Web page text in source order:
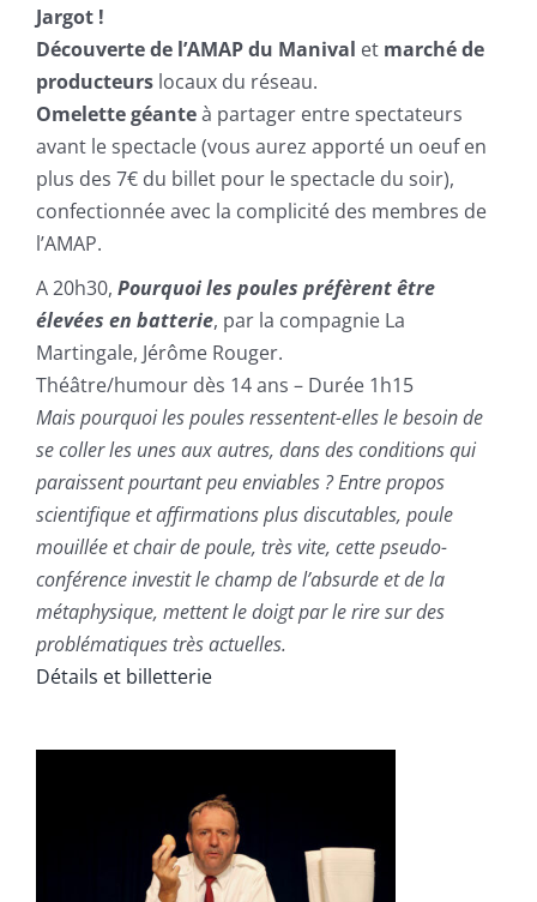
Jargot !
Découverte de l’AMAP du Manival et marché de
producteurs locaux du réseau.
Omelette géanteà partager entre spectateurs
avant le spectacle (vous aurez apporté un oeuf en
plus des 7€ du billet pour le spectacle du soir),
confectionnée avec la complicité des membres de
l’AMAP.
A 20h30, Pourquoi les poules préfèrent être
élevées en batterie, par la compagnie La
Martingale, Jérôme Rouger.
Théâtre/humour dès 14 ans – Durée 1h15
Mais pourquoi les poules ressentent-elles le besoin de
se coller les unes aux autres, dans des conditions qui
paraissent pourtant peu enviables ?Entre propos
scientifique et affirmations plus discutables, poule
mouillée et chair de poule, très vite, cette pseudo-
conférence investit le champ de l’absurde et de la
métaphysique, mettent le doigt par le rire sur des
problématiques très actuelles.
Détails et billetterie